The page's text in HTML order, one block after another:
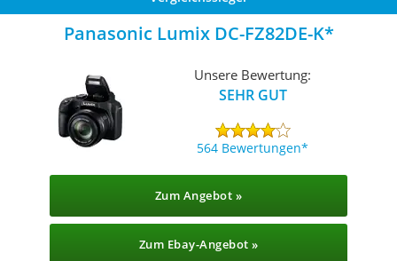
Panasonic Lumix DC-FZ82DE-K
Unsere Bewertung:
SEHR GUT
564 Bewertungen
Zum Angebot »
Zum Ebay-Angebot »